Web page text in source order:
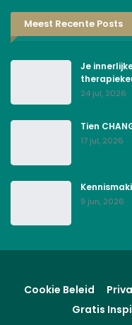
Meest Recente Posts
Je
24 jul, 2026
Tien
17 jul, 2026
9 jun, 2026
Cookie Beleid
Gratis